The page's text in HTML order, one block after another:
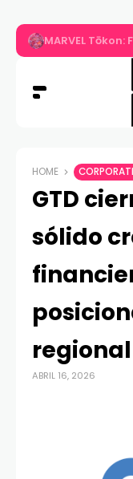
MARVEL
HOME
GTD
sólido
regional
ABRIL 16, 2026